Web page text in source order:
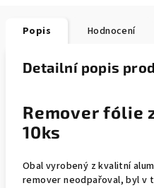
Popis Hodnocení
Detailní popis
Remover fólie
10ks
Obal vyrobený z kvalitní
remover neodpařoval, byl v